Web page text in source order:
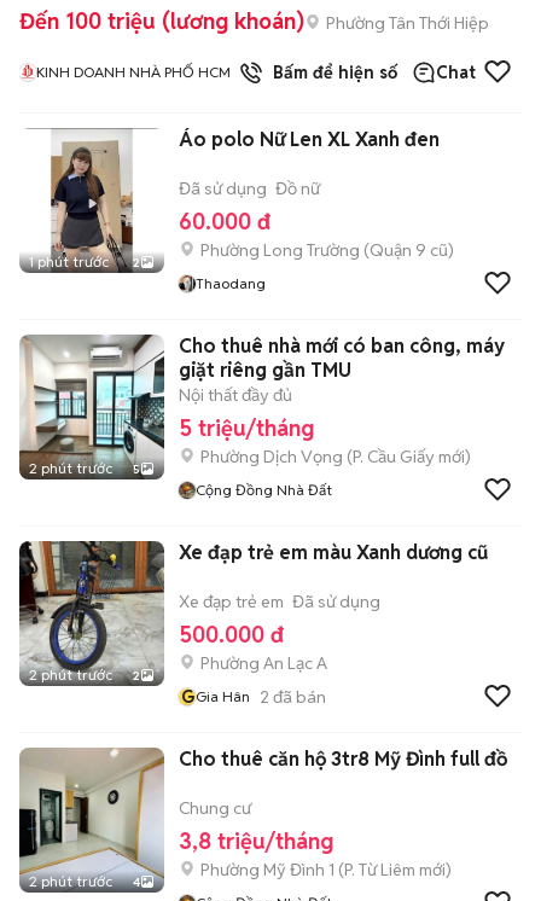
Đến 100 triệu (lương khoán) Phường Tân Thới Hiệp
KINH DOANH NHÀ PHỐ HCM 1đã bánBấm để hiện số Chat
1 phút trước 2
Áo polo Nữ Len XL Xanh đen
Đã sử dụng Đồ nữ
60.000 đ
Phường Long Trường (Quận 9 cũ)
Thaodang
2 phút trước 5
Cho thuê nhà mới có ban công, máy
giặt riêng gần TMU
Nội thất đầy đủ
5 triệu/tháng
Phường Dịch Vọng (P. Cầu Giấy mới)
Cộng Đồng Nhà Đất
2 phút trước 2
Xe đạp trẻ em màu Xanh dương cũ
Xe đạp trẻ em Đã sử dụng
500.000 đ
Phường An Lạc A
GGia Hân 2 đã bán
2 phút trước 4
Cho thuê căn hộ 3tr8 Mỹ Đình full đồ
Chung cư
3,8 triệu/tháng
Phường Mỹ Đình 1 (P. Từ Liêm mới)